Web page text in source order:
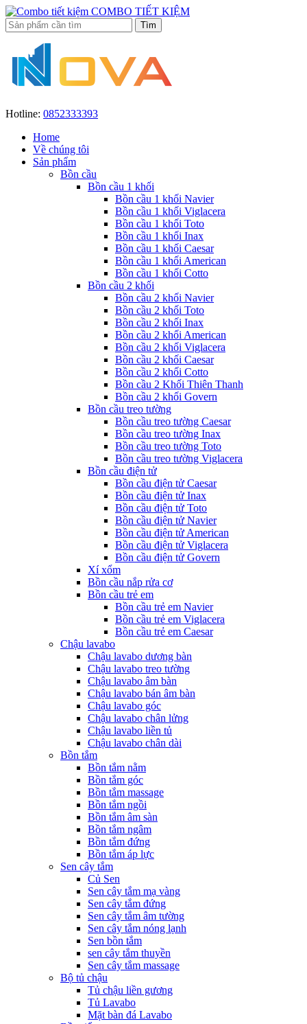
COMBO TIẾT KIỆM
Hotline: 0852333393
Home
Về chúng tôi
Sản phẩm
Bồn cầu
Bồn cầu 1 khối
Bồn cầu 1 khối Navier
Bồn cầu 1 khối Viglacera
Bồn cầu 1 khối Toto
Bồn cầu 1 khối Inax
Bồn cầu 1 khối Caesar
Bồn cầu 1 khối American
Bồn cầu 1 khối Cotto
Bồn cầu 2 khối
Bồn cầu 2 khối Navier
Bồn cầu 2 khối Toto
Bồn cầu 2 khối Inax
Bồn cầu 2 khối American
Bồn cầu 2 khối Viglacera
Bồn cầu 2 khối Caesar
Bồn cầu 2 khối Cotto
Bồn cầu 2 Khối Thiên Thanh
Bồn cầu 2 khối Govern
Bồn cầu treo tường
Bồn cầu treo tường Caesar
Bồn cầu treo tường Inax
Bồn cầu treo tường Toto
Bồn cầu treo tường Viglacera
Bồn cầu điện tử
Bồn cầu điện tử Caesar
Bồn cầu điện tử Inax
Bồn cầu điện tử Toto
Bồn cầu điện tử Navier
Bồn cầu điện tử American
Bồn cầu điện tử Viglacera
Bồn cầu điện tử Govern
Xí xổm
Bồn cầu nắp rửa cơ
Bồn cầu trẻ em
Bồn cầu trẻ em Navier
Bồn cầu trẻ em Viglacera
Bồn cầu trẻ em Caesar
Chậu lavabo
Chậu lavabo dương bàn
Chậu lavabo treo tường
Chậu lavabo âm bàn
Chậu lavabo bán âm bàn
Chậu lavabo góc
Chậu lavabo chân lửng
Chậu lavabo liền tủ
Chậu lavabo chân dài
Bồn tắm
Bồn tắm nằm
Bồn tắm góc
Bồn tắm massage
Bồn tắm ngồi
Bồn tắm âm sàn
Bồn tắm ngâm
Bồn tắm đứng
Bồn tắm áp lực
Sen cây tắm
Củ Sen
Sen cây tắm mạ vàng
Sen cây tắm đứng
Sen cây tắm âm tường
Sen cây tắm nóng lạnh
Sen bồn tắm
sen cây tắm thuyền
Sen cây tắm massage
Bộ tủ chậu
Tủ chậu liền gương
Tủ Lavabo
Mặt bàn đá Lavabo